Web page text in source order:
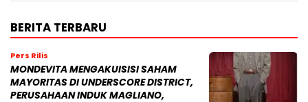
BERITA TERBARU
Pers Rilis
MONDEVITA MENGAKUISISI SAHAM
MAYORITAS DI UNDERSCORE DISTRICT,
PERUSAHAAN INDUK MAGLIANO,